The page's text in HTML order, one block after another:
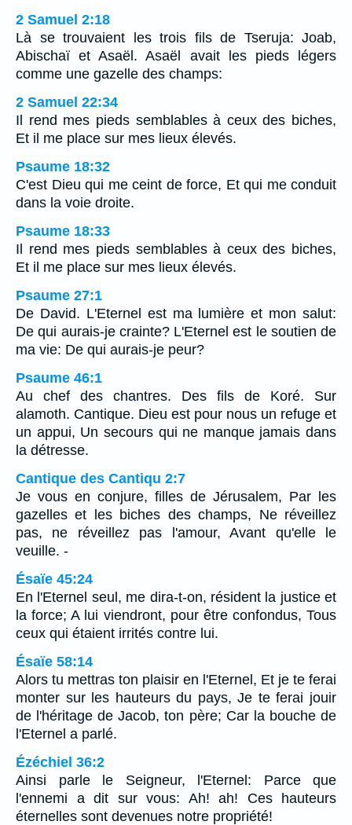
2 Samuel 2:18
Là se trouvaient les trois fils de Tseruja: Joab,
Abischaï et Asaël. Asaël avait les pieds légers
comme une gazelle des champs:
2 Samuel 22:34
Il rend mes pieds semblables à ceux des biches,
Et il me place sur mes lieux élevés.
Psaume 18:32
C'est Dieu qui me ceint de force, Et qui me conduit
dans la voie droite.
Psaume 18:33
Il rend mes pieds semblables à ceux des biches,
Et il me place sur mes lieux élevés.
Psaume 27:1
De David. L'Eternel est ma lumière et mon salut:
De qui aurais-je crainte? L'Eternel est le soutien de
ma vie: De qui aurais-je peur?
Psaume 46:1
Au chef des chantres. Des fils de Koré. Sur
alamoth. Cantique. Dieu est pour nous un refuge et
un appui, Un secours qui ne manque jamais dans
la détresse.
Cantique des Cantiqu 2:7
Je vous en conjure, filles de Jérusalem, Par les
gazelles et les biches des champs, Ne réveillez
pas, ne réveillez pas l'amour, Avant qu'elle le
veuille. -
Ésaïe 45:24
En l'Eternel seul, me dira-t-on, résident la justice et
la force; A lui viendront, pour être confondus, Tous
ceux qui étaient irrités contre lui.
Ésaïe 58:14
Alors tu mettras ton plaisir en l'Eternel, Et je te ferai
monter sur les hauteurs du pays, Je te ferai jouir
de l'héritage de Jacob, ton père; Car la bouche de
l'Eternel a parlé.
Ézéchiel 36:2
Ainsi parle le Seigneur, l'Eternel: Parce que
l'ennemi a dit sur vous: Ah! ah! Ces hauteurs
éternelles sont devenues notre propriété!